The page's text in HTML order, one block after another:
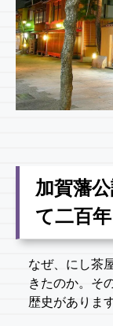
加賀藩
て二百年
なぜ、にし茶
きたのか。そ
歴史があります